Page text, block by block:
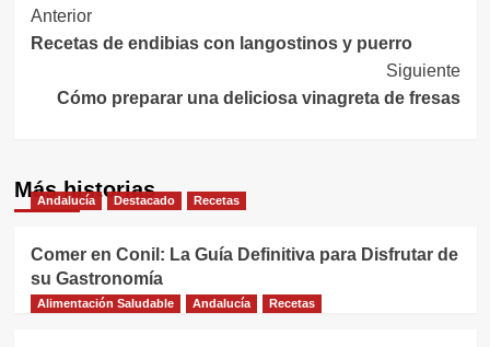
Navegación
de
entradas
Anterior
Recetas de endibias con langostinos y puerro
Siguiente
Cómo preparar una deliciosa vinagreta de fresas
Más historias
Andalucía Destacado Recetas
Comer en Conil: La Guía Definitiva para Disfrutar de
su Gastronomía
Alimentación Saludable Andalucía Recetas